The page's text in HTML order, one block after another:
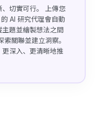
切實可行。 上傳您
AI 研究代理會自動
題並繪製想法之間
關聯並建立洞察。
深入、更清晰地推